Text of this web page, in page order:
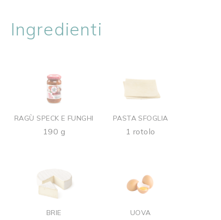
Ingredienti
RAGÙ SPECK E FUNGHI
190 g
PASTA SFOGLIA
1 rotolo
BRIE UOVA